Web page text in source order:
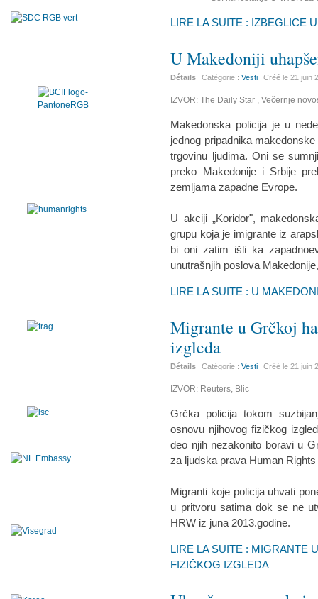
LIRE LA SUITE : IZBEGLICE
U Makedoniji
Détails Catégorie :Vesti Créé le21 juin
IZVOR: The Daily Star , Večernje
Makedonska policija je u
jednog pripadnika
trgovinu ljudima. Oni se
preko Makedonije i Srbije
zemljama zapadne Evrope.
U akciji „Koridor",
grupu koja je imigrante iz
bi oni zatim išli ka
unutrašnjih poslova
LIRE LA SUITE : U
Migrante u Grčkoj
izgleda
Détails Catégorie :Vesti Créé le21 juin
IZVOR: Reuters, Blic
Grčka policija tokom
osnovu njihovog fizičkog
deo njih nezakonito boravi u
za ljudska prava Human
Migranti koje policija uhvati
u pritvoru satima dok se ne
HRW iz juna 2013.godine.
LIRE LA SUITE : MIGRANTE
FIZIČKOG IZGLEDA